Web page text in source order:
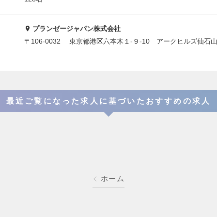
プランゼージャパン株式会社
〒106-0032 東京都港区六本木１-９-10 アークヒルズ仙石
最近ご覧になった求人に基づいたおすすめの求人
ホーム